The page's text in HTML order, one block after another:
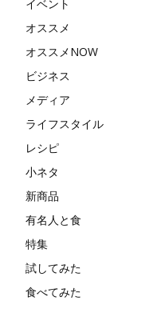
イベント
オススメ
オススメNOW
ビジネス
メディア
ライフスタイル
レシピ
小ネタ
新商品
有名人と食
特集
試してみた
食べてみた